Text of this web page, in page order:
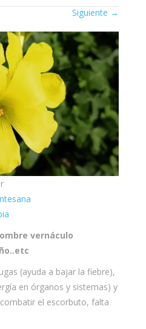
Siguiente →
vernáculo
(ayuda a bajar la fiebre),
en órganos y sistemas) y
el escorbuto, falta